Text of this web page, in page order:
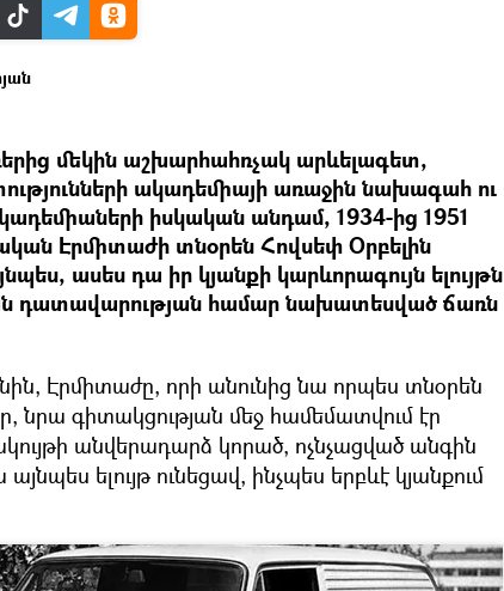
մեկին աշխարհահռչակ արևելագետ,
ակադեմիայի առաջին նախագահ ու
իսկական անդամ, 1934-ից 1951
Էրմիտաժի տնօրեն Հովսեփ Օրբելին
ասես դա իր կյանքի կարևորագույն ելույթն
դատավարության համար նախատեսված ճառն
Էրմիտաժը, որի անունից նա որպես տնօրեն
նրա գիտակցության մեջ համեմատվում էր
անվերադարձ կորած, ոչնչացված անգին
ելույթ ունեցավ, ինչպես երբևէ կյանքում